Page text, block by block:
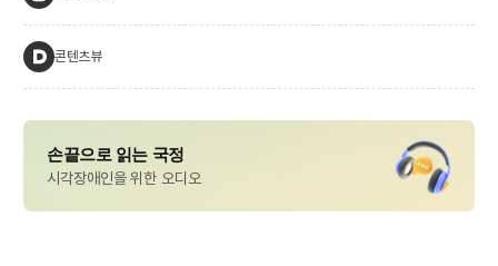
콘텐츠뷰
손끝으로 읽는 국정
시각장애인을 위한 오디오